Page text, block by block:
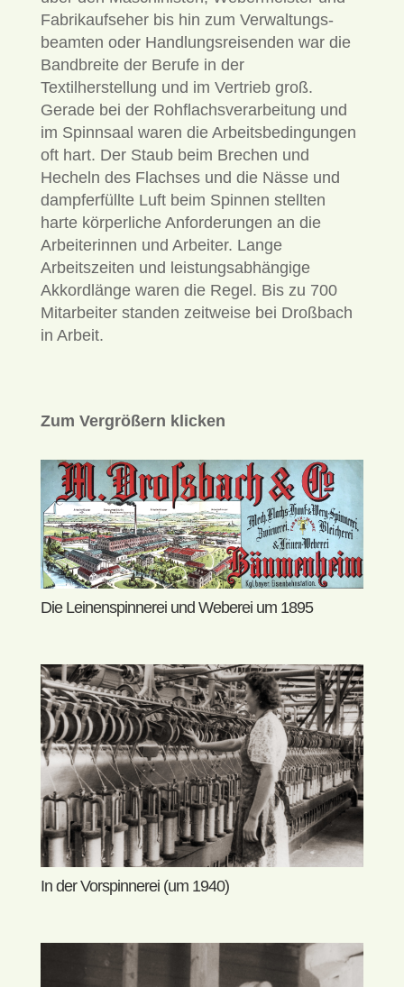
Fabrikaufseher bis hin zum Verwaltungs­
beamten oder Handlungsreisenden war die
Bandbreite der Berufe in der
Textilherstellung und im Vertrieb groß.
Gerade bei der Rohflachsverarbeitung und
im Spinnsaal waren die Arbeitsbedingungen
oft hart. Der Staub beim Brechen und
Hecheln des Flachses und die Nässe und
dampferfüllte Luft beim Spinnen stellten
harte körperliche Anforderungen an die
Arbeiterinnen und Arbeiter. Lange
Arbeitszeiten und leistungsabhängige
Akkordlänge waren die Regel. Bis zu 700
Mitarbeiter standen zeitweise bei Droßbach
in Arbeit.
Zum Vergrößern klicken
Die Leinenspinnerei und Weberei um 1895
In der Vorspinnerei (um 1940)